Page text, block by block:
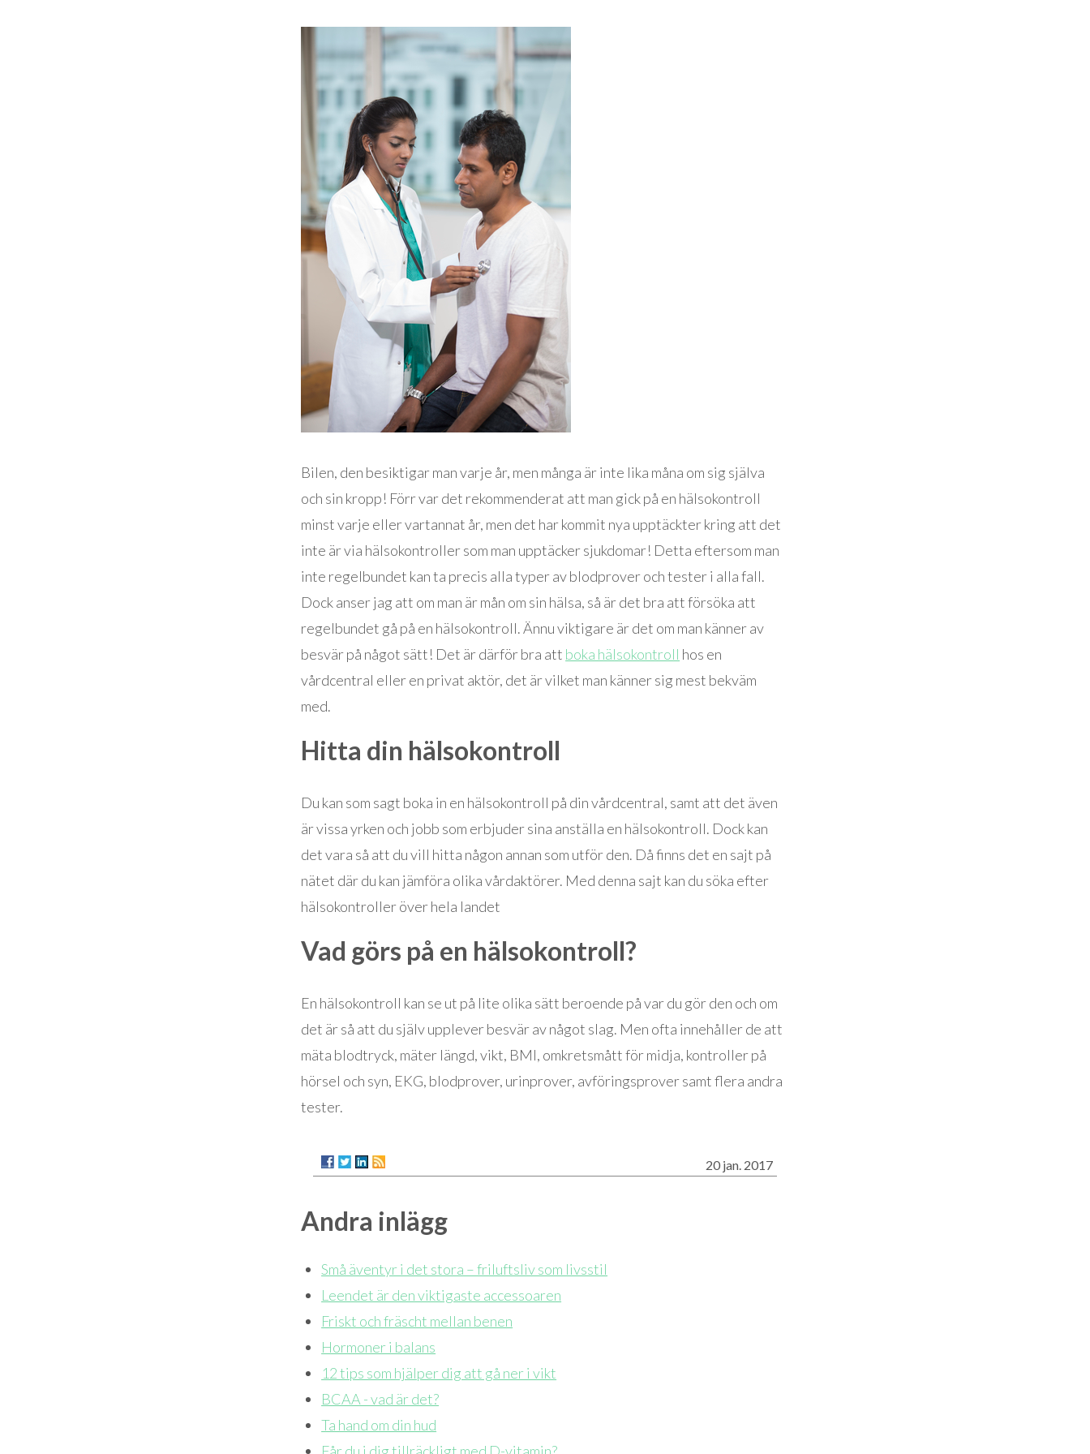
Bilen, den besiktigar man varje år, men många är inte lika måna om sig själva
och sin kropp! Förr var det rekommenderat att man gick på en hälsokontroll
minst varje eller vartannat år, men det har kommit nya upptäckter kring att det
inte är via hälsokontroller som man upptäcker sjukdomar! Detta eftersom man
inte regelbundet kan ta precis alla typer av blodprover och tester i alla fall.
Dock anser jag att om man är mån om sin hälsa, så är det bra att försöka att
regelbundet gå på en hälsokontroll. Ännu viktigare är det om man känner av
besvär på något sätt! Det är därför bra att boka hälsokontroll hos en
vårdcentral eller en privat aktör, det är vilket man känner sig mest bekväm
med.
Hitta din hälsokontroll
Du kan som sagt boka in en hälsokontroll på din vårdcentral, samt att det även
är vissa yrken och jobb som erbjuder sina anställa en hälsokontroll. Dock kan
det vara så att du vill hitta någon annan som utför den. Då finns det en sajt på
nätet där du kan jämföra olika vårdaktörer. Med denna sajt kan du söka efter
hälsokontroller över hela landet
Vad görs på en hälsokontroll?
En hälsokontroll kan se ut på lite olika sätt beroende på var du gör den och om
det är så att du själv upplever besvär av något slag. Men ofta innehåller de att
mäta blodtryck, mäter längd, vikt, BMI, omkretsmått för midja, kontroller på
hörsel och syn, EKG, blodprover, urinprover, avföringsprover samt flera andra
tester.
20 jan. 2017
Andra inlägg
Små äventyr i det stora – friluftsliv som livsstil
Leendet är den viktigaste accessoaren
Friskt och fräscht mellan benen
Hormoner i balans
12 tips som hjälper dig att gå ner i vikt
BCAA - vad är det?
Ta hand om din hud